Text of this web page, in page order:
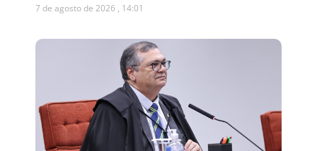
7 de agosto de 2026 14:01